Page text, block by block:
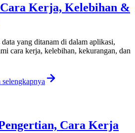
Kerja, Kelebihan &
yang ditanam di dalam aplikasi,
cara kerja, kelebihan, kekurangan, dan
selengkapnya
Cara Kerja